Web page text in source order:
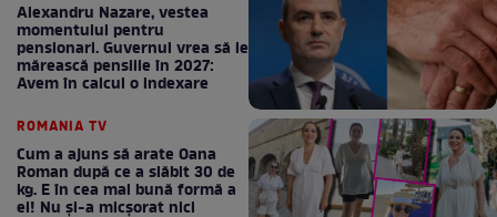
Alexandru Nazare, vestea
momentului pentru
pensionari. Guvernul vrea să le
mărească pensiile în 2027:
Avem în calcul o indexare
ROMANIA TV
Cum a ajuns să arate Oana
Roman după ce a slăbit 30 de
kg. E în cea mai bună formă a
ei! Nu și-a micșorat nici